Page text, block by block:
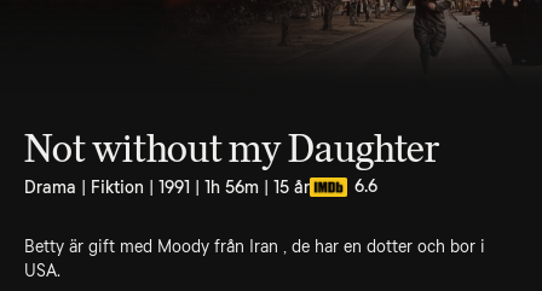
Not without my Daughter
Drama | Fiktion | 1991 | 1h 56m | 15 år 6.6
Betty är gift med Moody från Iran , de har en dotter och bor i
USA.